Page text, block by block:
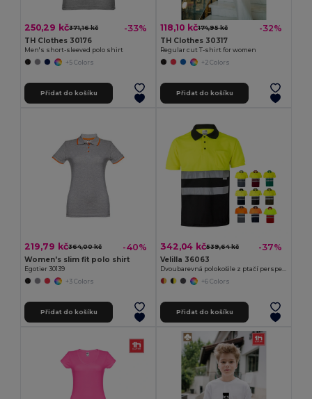
250,29 kč371,16 kč -33%
TH Clothes 30176
Men's short-sleeved polo shirt
+5 Colors
Přidat do košíku
118,10 kč174,95 kč -32%
TH Clothes 30317
Regular cut T-shirt for women
+2 Colors
Přidat do košíku
219,79 kč364,00 kč -40%
Women's slim fit polo shirt
Egotier 30139
+3 Colors
Přidat do košíku
342,04 kč539,64 kč -37%
Velilla 36063
Dvoubarevná polokošile z ptačí perspektivy (160 g/m²) s krátkým rukávem z polyesteru (100 %)
+6 Colors
Přidat do košíku